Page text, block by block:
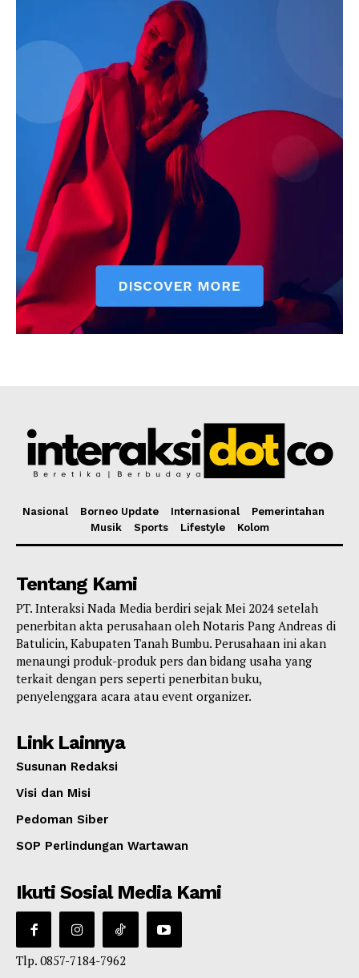
Nasional Borneo Update Internasional
Pemerintahan
Musik
Sports Lifestyle Kolom
Tentang Kami
PT. Interaksi Nada Media berdiri sejak Mei 2024 setelah
penerbitan akta perusahaan oleh Notaris Pang Andreas di
Batulicin, Kabupaten Tanah Bumbu. Perusahaan ini akan
menaungi produk-produk pers dan bidang usaha yang
terkait dengan pers seperti penerbitan buku,
penyelenggara acara atau event organizer.
Link Lainnya
Susunan Redaksi
Visi dan Misi
Pedoman Siber
SOP Perlindungan Wartawan
Ikuti Sosial Media Kami
Tlp. 0857-7184-7962